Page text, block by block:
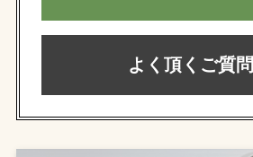
よく頂くご質問